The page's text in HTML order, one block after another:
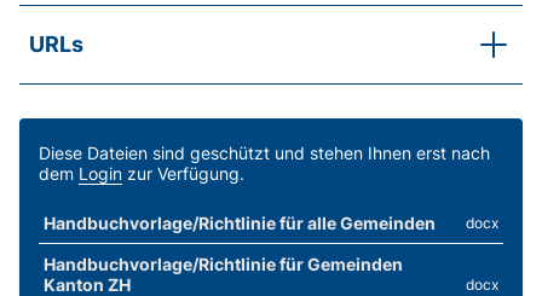
URLs
SKOS-Grundlagenpapier
SKOS-Praxisbeispiel
Junge Erwachsene in Ausbildung: Wann bezahlt die
SKOS-Praxisbeispiel
Budget junger Erwachsener im Haushalt der Eltern
Diese Dateien sind geschützt und stehen Ihnen erst nach
dem Login zur Verfügung.
Handbuchvorlage/Richtlinie für alle Gemeinden docx
Handbuchvorlage/Richtlinie für Gemeinden
Kanton ZH
docx